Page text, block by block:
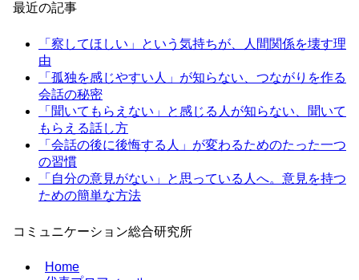
最近の記事
「察してほしい」という気持ちが、人間関係を壊す理
由
「孤独を感じやすい人」が知らない、つながりを作る
会話の秘密
「聞いてもらえない」と感じる人が知らない、聞いて
もらえる話し方
「会話の後に後悔する人」が変わるためのたった一つ
の習慣
「自分の意見がない」と思っている人へ。意見を持つ
ための簡単な方法
コミュニケーション総合研究所
Home